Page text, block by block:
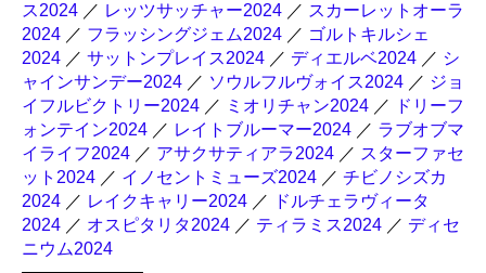
ス2024 ／ レッツサッチャー2024 ／ スカーレットオーラ
2024 ／ フラッシングジェム2024 ／ ゴルトキルシェ
2024 ／ サットンプレイス2024 ／ ディエルベ2024 ／ シ
ャインサンデー2024 ／ ソウルフルヴォイス2024 ／ ジョ
イフルビクトリー2024 ／ ミオリチャン2024 ／
ドリーフ
ォンテイン2024 ／ レイトブルーマー2024 ／ ラブオブマ
イライフ2024 ／ アサクサティアラ2024 ／ スターファセ
ット2024 ／ イノセントミューズ2024 ／ チビノシズカ
2024 ／ レイクキャリー2024 ／
ドルチェラヴィータ
2024 ／ オスピタリタ2024 ／ ティラミス2024 ／ ディセ
ニウム2024